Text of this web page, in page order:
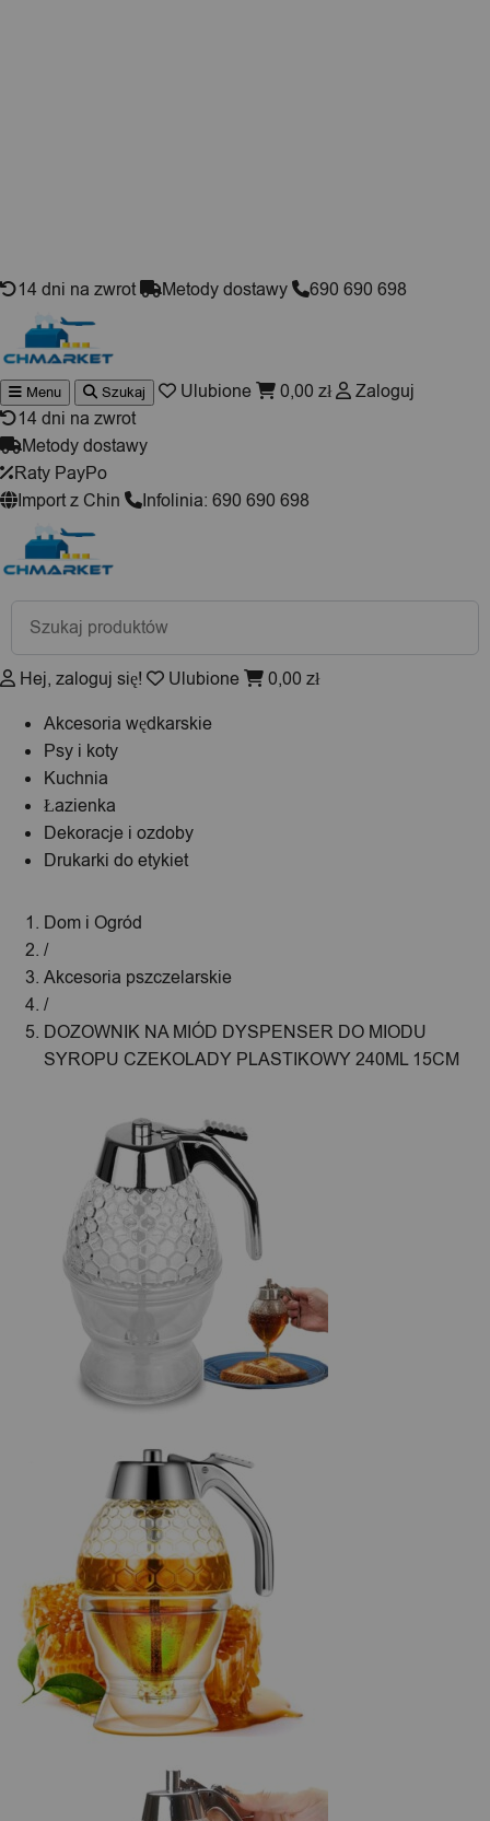
14 dni na zwrot Metody dostawy 690 690 698
Wyszukiwarka
produktów
Menu Szukaj Ulubione 0,00 zł
Zaloguj
14 dni na zwrot
Metody dostawy
Raty PayPo
Import z Chin
Infolinia: 690 690 698
Wyszukiwarka
produktów
Hej, zaloguj się! Ulubione 0,00 zł
Akcesoria wędkarskie
Psy i koty
Kuchnia
Łazienka
Dekoracje i ozdoby
Drukarki do etykiet
Dom i Ogród
/
Akcesoria pszczelarskie
/
DOZOWNIK NA MIÓD DYSPENSER DO MIODU
SYROPU CZEKOLADY PLASTIKOWY 240ML 15CM